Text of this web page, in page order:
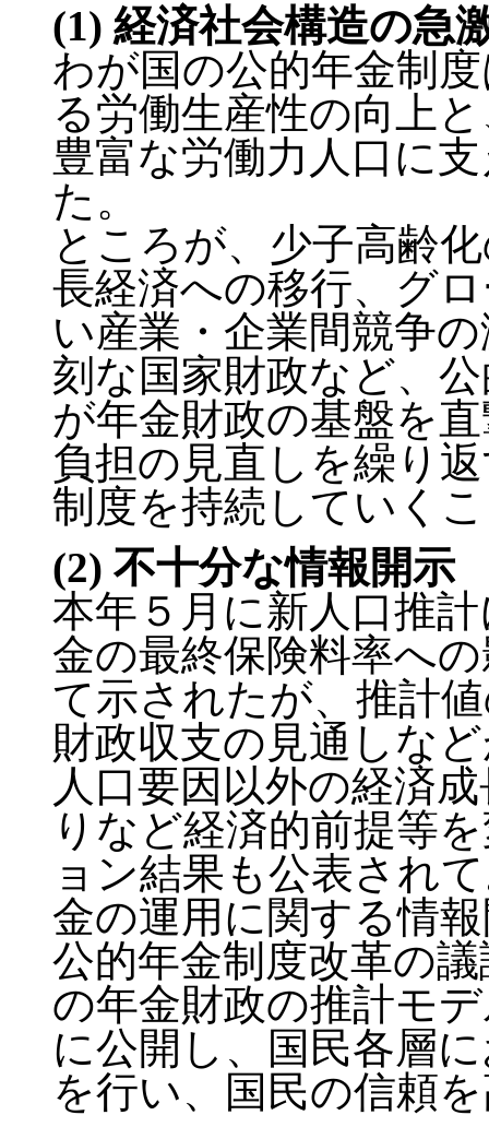
(1) 経済社会構造の急
わが国の公的年金制
る労働生産性の向上
豊富な労働力人口に
た。
ところが、少子高齢
長経済への移行、グ
い産業・企業間競争
刻な国家財政など、
が年金財政の基盤を
負担の見直しを繰り
制度を持続していく
(2) 不十分な情報開示
本年５月に新人口推
金の最終保険料率へ
て示されたが、推計
財政収支の見通しな
人口要因以外の経済
りなど経済的前提等
ョン結果も公表され
金の運用に関する情
公的年金制度改革の
の年金財政の推計モ
に公開し、国民各層
を行い、国民の信頼